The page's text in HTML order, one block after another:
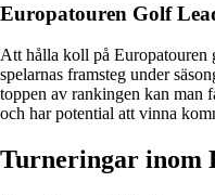
Europatouren Golf
Att hålla koll på Europatouren
spelarnas framsteg under
toppen av rankingen kan man
och har potential att vinna
Turneringar inom